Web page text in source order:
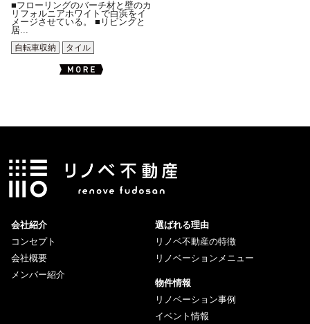
■フローリングのバーチ材と壁のカ
リフォルニアホワイトで白浜をイ
メージさせている。 ■リビングと
居...
自転車収納
タイル
会社紹介
コンセプト
会社概要
メンバー紹介
選ばれる理由
リノベ不動産の特徴
リノベーションメニュー
物件情報
リノベーション事例
イベント情報